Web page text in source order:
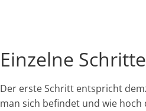
Einzelne
Der erste Schritt entspricht
man sich befindet und wie